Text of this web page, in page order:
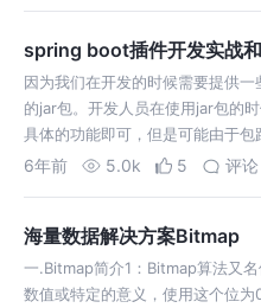
spring boot插件开发实战
因为我们在开发的时候需要提供
的jar包。开发人员在使用jar包的
具体的功能即可，但是可能由于
初始化到spring容器中。不应该让
6年前 5.0k 5 评论
海量数据解决方案Bitmap
一.Bitmap简介1：Bitmap算法又
数值或特定的意义，使用这个位为